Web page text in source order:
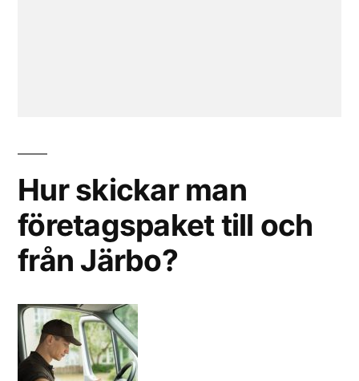
Hur skickar man
företagspaket till och
från Järbo?